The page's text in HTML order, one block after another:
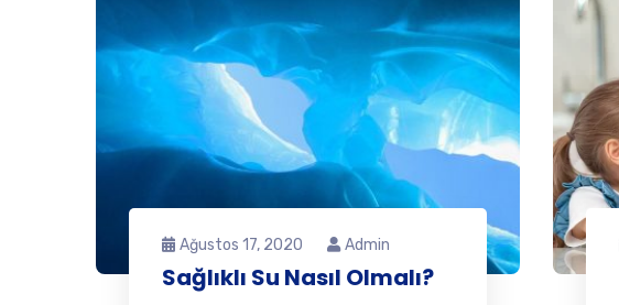
Ağustos 17, 2020 Admin
Sağlıklı Su Nasıl Olmalı?